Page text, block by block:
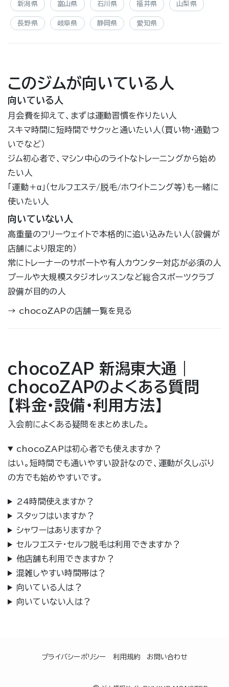
新潟県 富山県 石川県 福井県 山梨県
長野県 岐阜県 静岡県 愛知県
このジムが向いている人
向いている人
月会費を抑えて、まずは運動習慣を作りたい人
スキマ時間に短時間でサクッと通いたい人（買い物・通勤つ
いでなど）
ジム初心者で、マシン中心のライトなトレーニングから始め
たい人
「運動＋α」（セルフエステ/脱毛/ホワイトニング等）も一緒に
使いたい人
向いていない人
高重量のフリーウェイトで本格的に追い込みたい人（設備が
店舗により限定的）
常にトレーナーのサポートや有人カウンター対応が必須の人
プールや大規模スタジオレッスンなど総合スポーツクラブ
設備が目的の人
→ chocoZAPの店舗一覧を見る
chocoZAP 新潟東大通｜
chocoZAPのよくある質問
【料金・設備・利用方法】
入会前によくある疑問をまとめました。
chocoZAPは初心者でも使えますか？
はい。短時間でも通いやすい設計なので、運動が久しぶり
の方でも始めやすいです。
24時間使えますか？
スタッフはいますか？
シャワーはありますか？
セルフエステ・セルフ脱毛は利用できますか？
他店舗も利用できますか？
混雑しやすい時間帯は？
向いている人は？
向いていない人は？
プライバシーポリシー 利用規約 お問い合わせ